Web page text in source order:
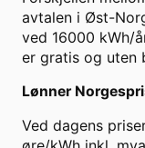
avtalen i Øst-
ved 16000 kWh/
er gratis og uten
Lønner
Ved dagens